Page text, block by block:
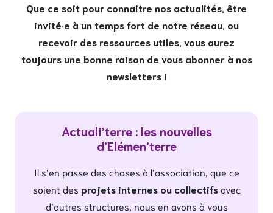
Que ce soit pour connaitre nos actualités, être
invité·e à un temps fort de notre réseau, ou
recevoir des ressources utiles, vous aurez
toujours une bonne raison de vous abonner à nos
newsletters !
Actuali’terre : les nouvelles
d’Elémen’terre
Il s’en passe des choses à l’association, que ce
soient des projets internes ou collectifsavec
d’autres structures, nous en avons à vous